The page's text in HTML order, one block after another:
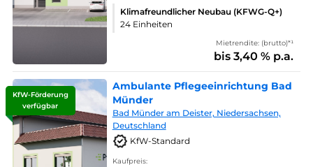
Klimafreundlicher Neubau (KFWG-Q+)
24 Einheiten
Mietrendite: (brutto)*¹
bis 3,40 % p.a.
KfW-Förderung
verfügbar
Ambulante Pflegeeinrichtung Bad
Münder
Bad Münder am Deister, Niedersachsen,
Deutschland
KfW-Standard
Kaufpreis: